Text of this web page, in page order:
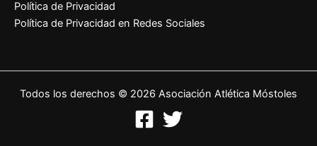
Política de Privacidad
Política de Privacidad en Redes Sociales
Todos los derechos © 2026 Asociación Atlética Móstoles